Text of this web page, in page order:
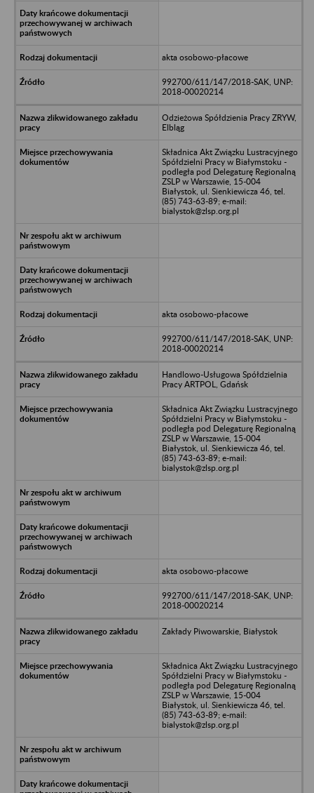
akta osobowo-płacowe
992700/611/147/2018-SAK, UNP:
2018-00020214
Odzieżowa Spółdzienia Pracy ZRYW,
Elbląg
Składnica Akt Związku Lustracyjnego
Spółdzielni Pracy w Białymstoku -
podległa pod Delegaturę Regionalną
ZSLP w Warszawie, 15-004
Białystok, ul. Sienkiewicza 46, tel.
(85) 743-63-89; e-mail:
bialystok@zlsp.org.pl
akta osobowo-płacowe
992700/611/147/2018-SAK, UNP:
2018-00020214
Handlowo-Usługowa Spółdzielnia
Pracy ARTPOL, Gdańsk
Składnica Akt Związku Lustracyjnego
Spółdzielni Pracy w Białymstoku -
podległa pod Delegaturę Regionalną
ZSLP w Warszawie, 15-004
Białystok, ul. Sienkiewicza 46, tel.
(85) 743-63-89; e-mail:
bialystok@zlsp.org.pl
akta osobowo-płacowe
992700/611/147/2018-SAK, UNP:
2018-00020214
Zakłady Piwowarskie, Białystok
Składnica Akt Związku Lustracyjnego
Spółdzielni Pracy w Białymstoku -
podległa pod Delegaturę Regionalną
ZSLP w Warszawie, 15-004
Białystok, ul. Sienkiewicza 46, tel.
(85) 743-63-89; e-mail:
bialystok@zlsp.org.pl